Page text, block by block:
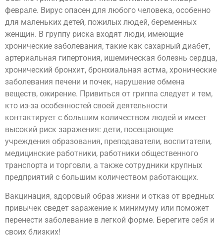
феврале. Вирус опасен для любого человека, особенно
для маленьких детей, пожилых людей, беременных
женщин. В группу риска входят люди, имеющие
хронические заболевания, такие как сахарный диабет,
артериальная гипертония, ишемическая болезнь сердца,
хронический бронхит, бронхиальная астма, хронические
заболевания печени и почек, нарушение обмена
веществ, ожирение. Привиться от гриппа следует и тем,
кто из-за особенностей своей деятельности
контактирует с большим количеством людей и имеет
высокий риск заражения: дети, посещающие
учреждения образования, преподаватели, воспитатели,
медицинские работники, работники общественного
транспорта и торговли, а также сотрудники крупных
предприятий с большим количеством работающих.
Вакцинация, здоровый образ жизни и отказ от вредных
привычек сведет заражение к минимуму или поможет
перенести заболевание в легкой форме. Берегите себя и
своих близких!